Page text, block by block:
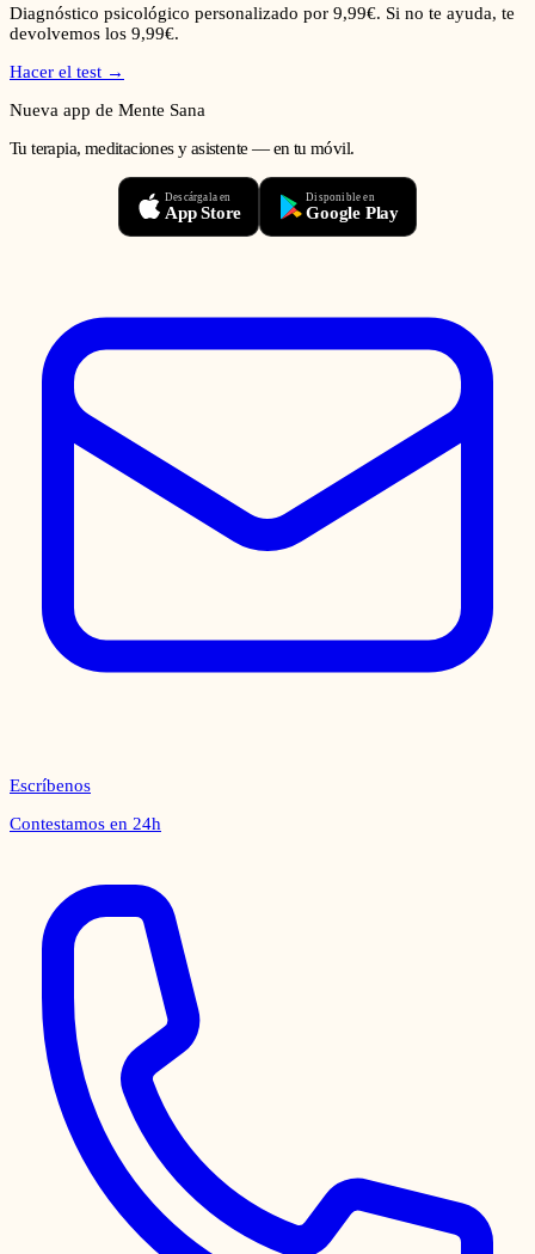
Diagnóstico psicológico personalizado por 9,99€. Si no te ayuda, te
devolvemos los 9,99€.
Hacer el test →
Nueva app de Mente Sana
Tu terapia, meditaciones y asistente — en tu móvil.
Descárgala en
App Store
Disponible en
Google Play
Escríbenos
Contestamos en 24h